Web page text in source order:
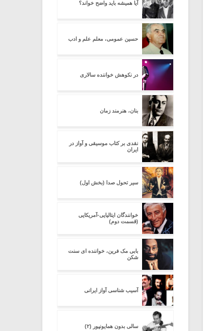
آیا همیشه باید واضح خواند؟
حسین عمومی، معلم علم و ادب
در نکوهش خواننده سالاری
بنان، هنرمند زمان
نقدی بر کتاب موسیقی و آواز در
ایران
سیر تحول صدا (بخش اول)
خوانندگان ایتالیایی-آمریکایی
(قسمت دوم)
بابی مک فرین، خواننده ای سنت
شکن
آسیب شناسی آواز ایرانی
سالی بدون همایونپور (۲)